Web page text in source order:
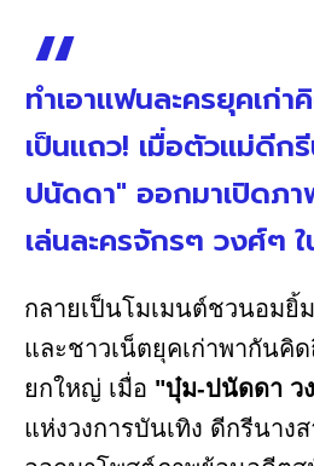
ทำเอาแฟนละครยุคเก่
เป็นแถว! เมื่อตัวแม่ดีก
ปนัดดา" ออกมาเปิดภ
เล่นละครจักรๆ วงศ์ๆ
กลายเป็นโมเมนต์ชวนอมยิ้
และชาวเน็ตยุคเก่าพากันคิ
ยกใหญ่ เมื่อ "บุ๋ม-ปนัดดา ว
แห่งวงการบันเทิง ดีกรีนาง